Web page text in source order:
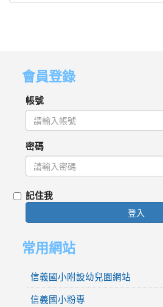
會員登錄
帳號
密碼
記住我
登入
常用網站
信義國小附設幼兒園網站
信義國小粉專